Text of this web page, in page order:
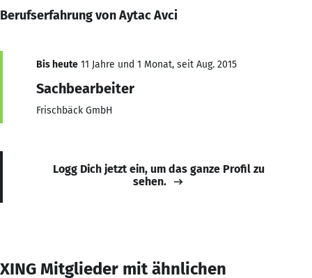
Berufserfahrung von Aytac Avci
Bis heute 11 Jahre und 1 Monat, seit Aug. 2015
Sachbearbeiter
Frischbäck GmbH
Logg Dich jetzt ein, um das ganze Profil zu
sehen.
XING Mitglieder mit ähnlichen